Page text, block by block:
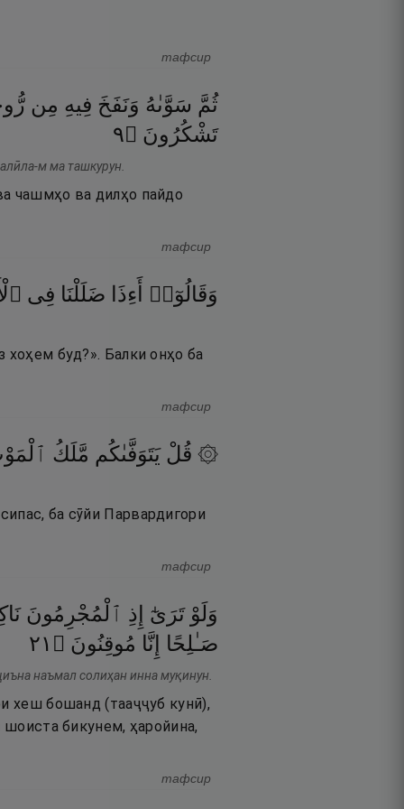
тафсир
ثُمَّ سَوَّىٰهُ وَنَفَخَ فِيهِ مِن
تَشْكُرُونَ ۝٩
м ма ташкурун.
чашмҳо ва дилҳо пайдо
тафсир
وَقَالُوٓا۟ أَءِذَا ضَلَلْنَا فِى
буд?». Балки онҳо ба
тафсир
۞ قُلْ يَتَوَفَّىٰكُم مَّلَكُ
ба сӯйи Парвардигори
тафсир
وَلَوْ تَرَىٰٓ إِذِ ٱلْمُجْرِمُونَ
صَـٰلِحًا إِنَّا مُوقِنُونَ ۝ ١٢
наъмал солиҳан инна муқинун.
хеш бошанд (тааҷҷуб кунӣ),
бикунем, ҳаройина,
тафсир